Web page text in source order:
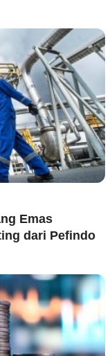
Emas
dari Pefindo